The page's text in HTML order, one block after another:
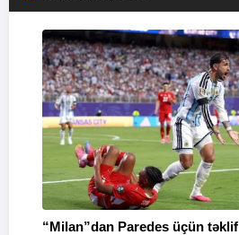
“Milan”dan Paredes üçün təklif